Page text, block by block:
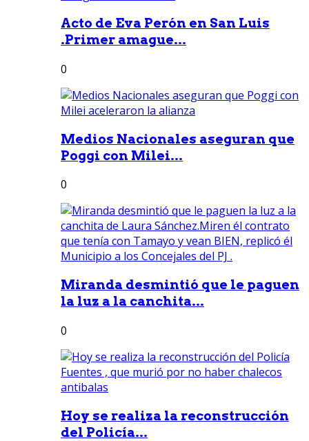
Acto de Eva Perón en San Luis
.Primer amague...
0
Medios Nacionales aseguran que
Poggi con Milei...
0
Miranda desmintió que le paguen
la luz a la canchita...
0
Hoy se realiza la reconstrucción
del Policía...